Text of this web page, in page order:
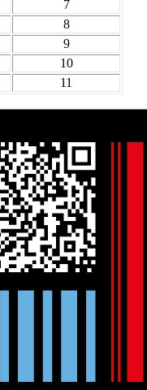
7
8
9
10
11